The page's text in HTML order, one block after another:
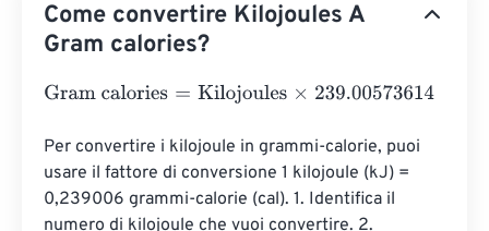
Come convertire Kilojoules A
Gram calories?
Gram calories=Kilojoules×239.00573614
Per convertire i kilojoule in grammi-calorie, puoi
usare il fattore di conversione 1 kilojoule (kJ) =
0,239006 grammi-calorie (cal). 1. Identifica il
numero di kilojoule che vuoi convertire. 2.